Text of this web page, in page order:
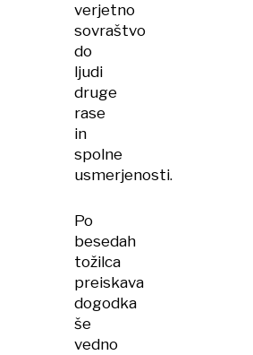
verjetno
sovraštvo
do
ljudi
druge
rase
in
spolne
usmerjenosti.
Po
besedah
tožilca
preiskava
dogodka
še
vedno